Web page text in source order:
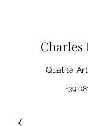
Charles
Qualità
+39